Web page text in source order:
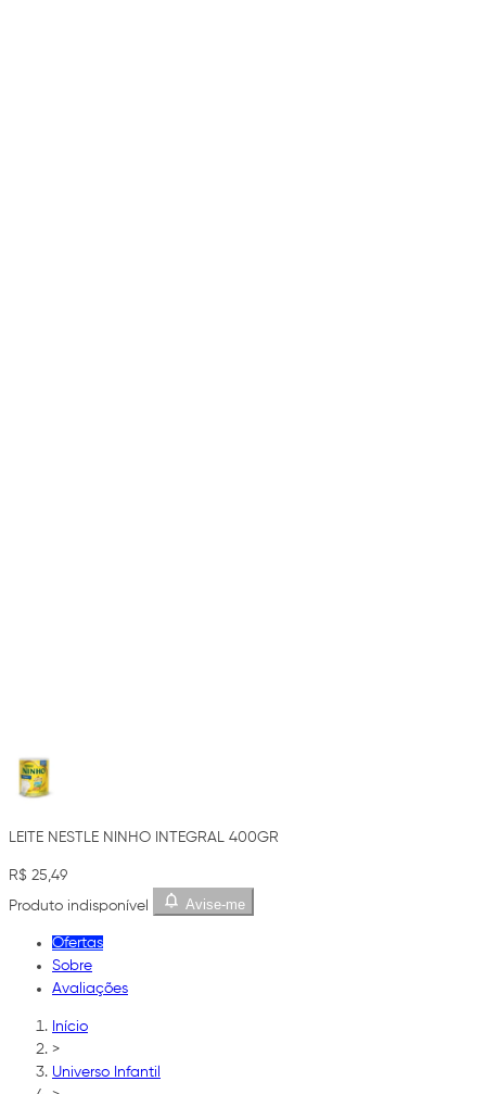
LEITE NESTLE NINHO INTEGRAL 400GR
R$ 25,49
Produto indisponível
Avise-me
Ofertas
Sobre
Avaliações
Início
>
Universo Infantil